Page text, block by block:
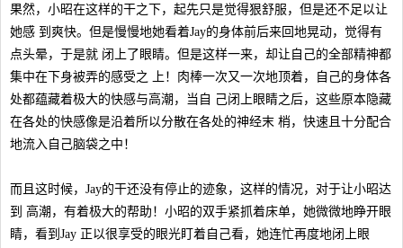
果然，小昭在这样的干之下，起先只是觉得狠舒服，但是还不足以让
她感 到爽快。但是慢慢地她看着Jay的身体前后来回地晃动，觉得有
点头晕，于是就 闭上了眼睛。但是这样一来，却让自己的全部精神都
集中在下身被弄的感受之 上！肉棒一次又一次地顶着，自己的身体各
处都蕴藏着极大的快感与高潮，当自 己闭上眼睛之后，这些原本隐藏
在各处的快感像是沿着所以分散在各处的神经末 梢，快速且十分配合
地流入自己脑袋之中！
而且这时候，Jay的干还没有停止的迹象，这样的情况，对于让小昭达
到 高潮，有着极大的帮助！小昭的双手紧抓着床单，她微微地睁开眼
睛，看到Jay 正以很享受的眼光盯着自己看，她连忙再度地闭上眼